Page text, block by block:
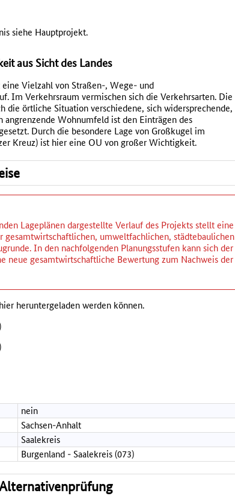
siehe Hauptprojekt.
aus Sicht des Landes
Vielzahl von Straßen-, Wege- und
Im Verkehrsraum vermischen sich die Verkehrsarten. Die
die örtliche Situation verschiedene, sich widersprechende,
angrenzende Wohnumfeld ist den Einträgen des
Durch die besondere Lage von Großkugel im
Kreuz) ist hier eine OU von großer Wichtigkeit.
Lageplänen dargestellte Verlauf des Projekts stellt eine
umweltfachlichen, städtebaulichen
In den nachfolgenden Planungsstufen kann sich der
neue gesamtwirtschaftliche Bewertung zum Nachweis der
heruntergeladen werden können.
nein
Sachsen-Anhalt
Saalekreis
Burgenland - Saalekreis (073)